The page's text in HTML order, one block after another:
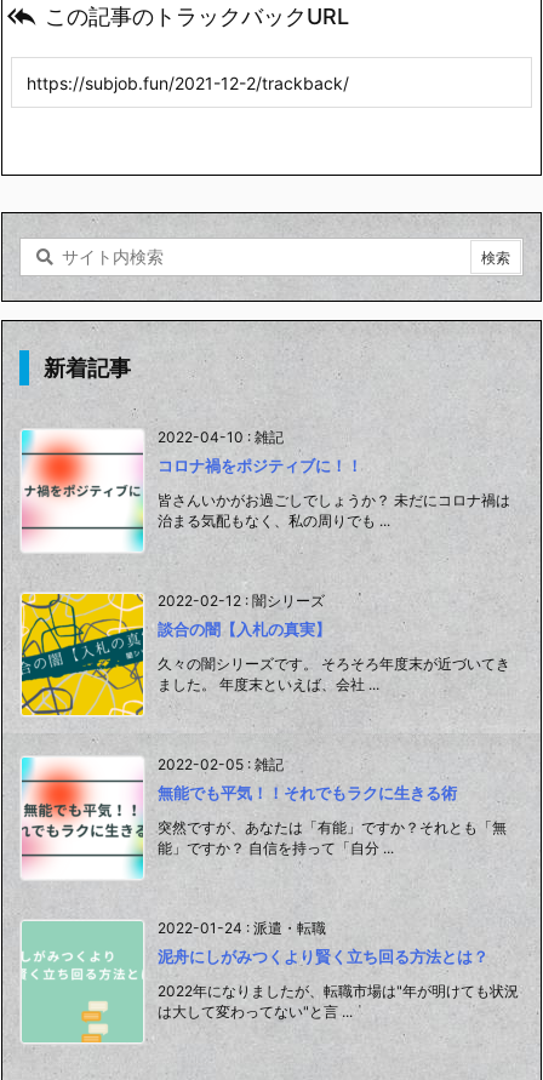
 この記事のトラックバックURL
新着記事
2022-04-10 : 雑記
コロナ禍をポジティブに！！
皆さんいかがお過ごしでしょうか？ 未だにコロナ禍は
治まる気配もなく、私の周りでも ...
2022-02-12 : 闇シリーズ
談合の闇【入札の真実】
久々の闇シリーズです。 そろそろ年度末が近づいてき
ました。 年度末といえば、会社 ...
2022-02-05 : 雑記
無能でも平気！！それでもラクに生きる術
突然ですが、あなたは「有能」ですか？それとも「無
能」ですか？ 自信を持って「自分 ...
2022-01-24 : 派遣・転職
泥舟にしがみつくより賢く立ち回る方法とは？
2022年になりましたが、転職市場は"年が明けても状況
は大して変わってない"と言 ...